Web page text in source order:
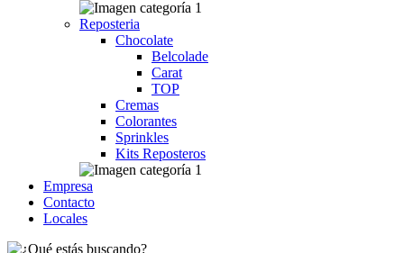
Reposteria
Chocolate
Belcolade
Carat
TOP
Cremas
Colorantes
Sprinkles
Kits Reposteros
Empresa
Contacto
Locales